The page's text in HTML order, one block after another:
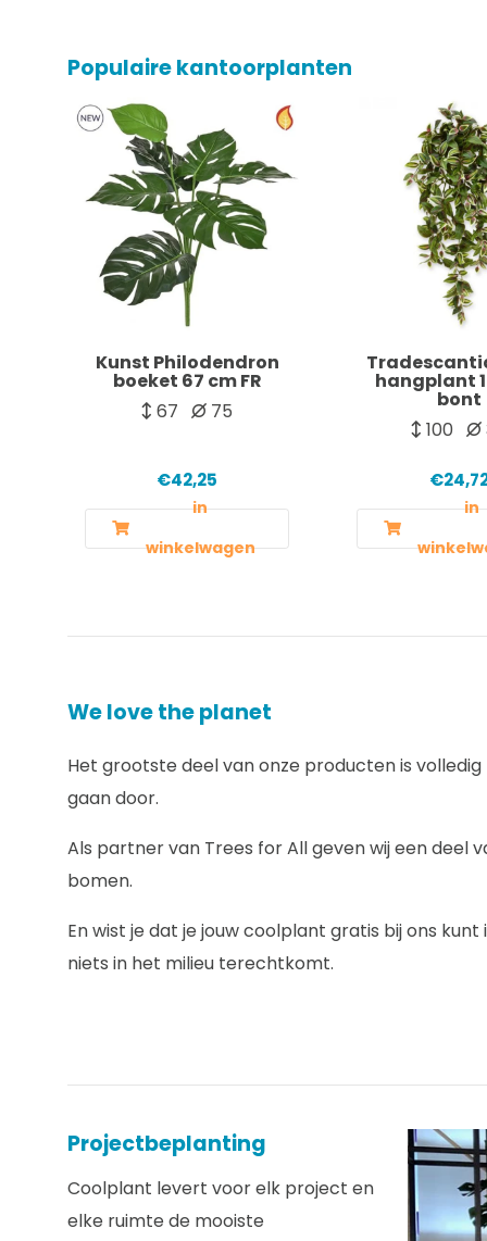
Populaire kantoorplanten
Kunst Philodendron
boeket 67 cm FR
67
75
€42,25
in
winkelwagen
hangplant
bont
100
in
We love the planet
Het grootste deel van onze producten is
gaan door.
Als partner van Trees for All geven wij een
bomen.
En wist je dat je jouw coolplant gratis bij ons
niets in het milieu terechtkomt.
Projectbeplanting
Coolplant levert voor elk project en
elke ruimte de mooiste